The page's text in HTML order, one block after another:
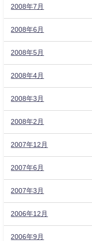
2008年7月
2008年6月
2008年5月
2008年4月
2008年3月
2008年2月
2007年12月
2007年6月
2007年3月
2006年12月
2006年9月